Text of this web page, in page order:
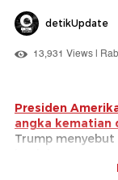
detikUpdate
13,931 Views |
Presiden
angka kematian
Trump